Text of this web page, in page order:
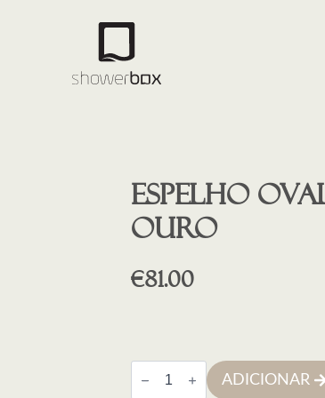
Espelho
OURO
€81.00
Quantidade
de
Espelho
ADICIONAR